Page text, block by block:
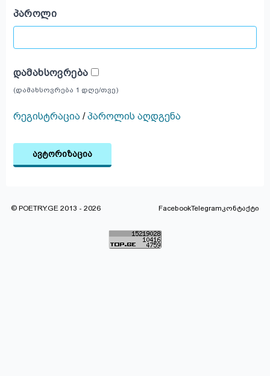
ᲞᲐᲠᲝᲚᲘ
ᲓᲐᲛᲐᲮᲡᲝᲕᲠᲔᲑᲐ
(დამახსოვრება 1 დღე/თვე)
რეგისტრაცია /პაროლის აღდგენა
ავტორიზაცია
© POETRY.GE 2013 - 2026 FacebookTelegramკონტაქტი